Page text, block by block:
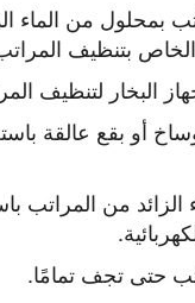
بمحلول من الماء
بتنظيف
البخار لتنظيف
أو بقع عالقة
من المراتب
حتى تجف تمامًا.